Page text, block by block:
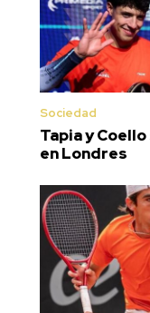
Sociedad
Tapia y
en Londres